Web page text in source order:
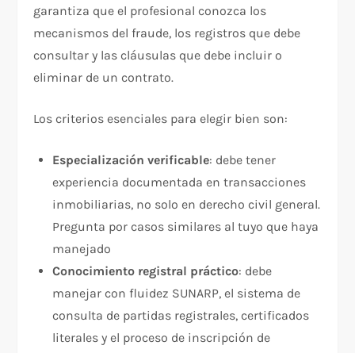
garantiza que el profesional conozca los
mecanismos del fraude, los registros que debe
consultar y las cláusulas que debe incluir o
eliminar de un contrato.
Los criterios esenciales para elegir bien son:
Especialización verificable: debe tener
experiencia documentada en transacciones
inmobiliarias, no solo en derecho civil general.
Pregunta por casos similares al tuyo que haya
manejado
Conocimiento registral práctico: debe
manejar con fluidez SUNARP, el sistema de
consulta de partidas registrales, certificados
literales y el proceso de inscripción de